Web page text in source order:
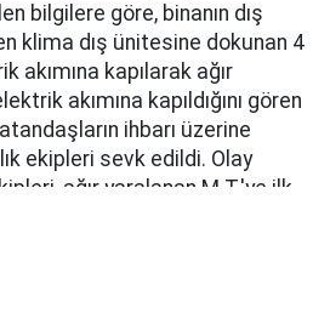
bilgilere göre, binanın dış
klima dış ünitesine dokunan 4
akımına kapılarak ağır
akımına kapıldığını gören
ihbarı üzerine
ekipleri sevk edildi. Olay
ağır yaralanan M.T.'ye ilk